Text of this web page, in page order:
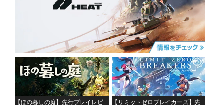
【ほの暮しの庭】先行プレイレビ 【リミットゼロブレイカーズ】先